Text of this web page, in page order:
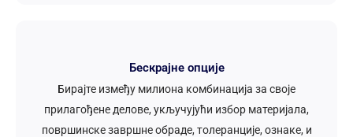
Бескрајне опције
Бирајте између милиона комбинација за своје
прилагођене делове, укључујући избор материјала,
површинске завршне обраде, толеранције, ознаке, и